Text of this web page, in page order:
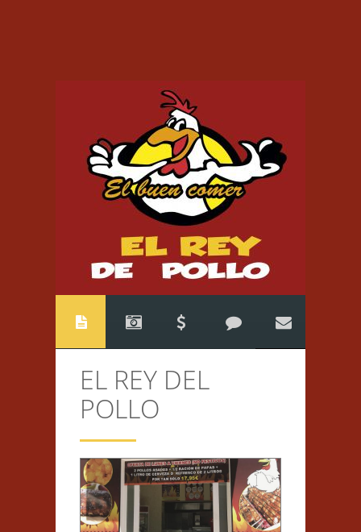
EL REY DEL
POLLO
CONTACTO
Anterior/Siguiente página
This page can't load Google